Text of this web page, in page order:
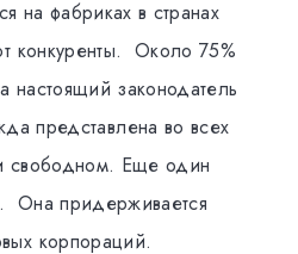
на фабриках в странах
конкуренты. Около 75%
законодатель
представлена ​​во всех
свободном. Еще один
Она придерживается
корпораций.